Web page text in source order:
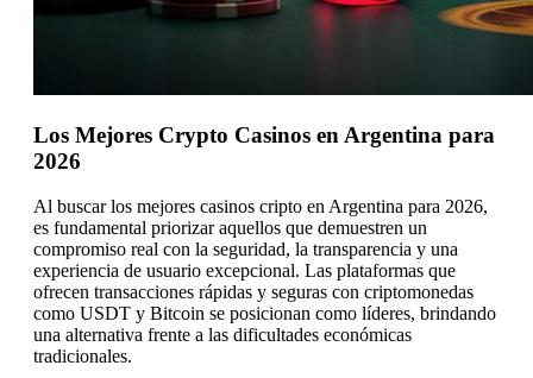
Los Mejores Crypto Casinos en Argentina para
2026
Al buscar los mejores casinos cripto en Argentina para 2026,
es fundamental priorizar aquellos que demuestren un
compromiso real con la seguridad, la transparencia y una
experiencia de usuario excepcional. Las plataformas que
ofrecen transacciones rápidas y seguras con criptomonedas
como USDT y Bitcoin se posicionan como líderes, brindando
una alternativa frente a las dificultades económicas
tradicionales.